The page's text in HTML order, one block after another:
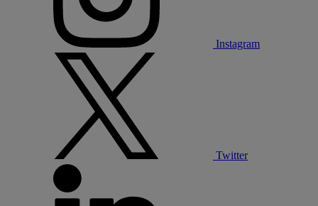
Instagram
Twitter